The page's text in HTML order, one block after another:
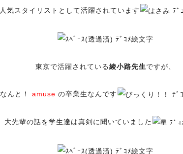
人気スタイリストとして活躍されています
東京で活躍されている綾小路先生ですが、
なんと！amuse の卒業生なんです
大先輩の話を学生達は真剣に聞いていました